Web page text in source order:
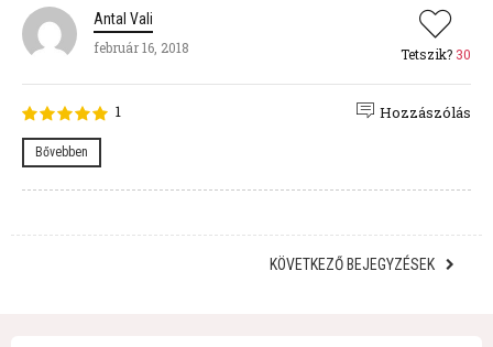
Antal Vali
február 16, 2018
Tetszik? 30
1
Bővebben
Hozzászólás
KÖVETKEZŐ BEJEGYZÉSEK